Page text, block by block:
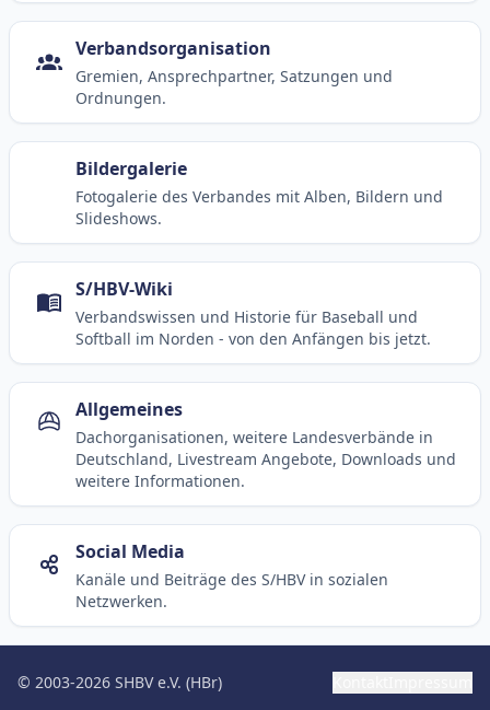
Verbandsorganisation
Gremien, Ansprechpartner, Satzungen und
Ordnungen.
Bildergalerie
Fotogalerie des Verbandes mit Alben, Bildern und
Slideshows.
S/HBV-Wiki
Verbandswissen und Historie für Baseball und
Softball im Norden - von den Anfängen bis jetzt.
Allgemeines
Dachorganisationen, weitere Landesverbände in
Deutschland, Livestream Angebote, Downloads und
weitere Informationen.
Social Media
Kanäle und Beiträge des S/HBV in sozialen
Netzwerken.
© 2003-2026 SHBV e.V. (HBr)